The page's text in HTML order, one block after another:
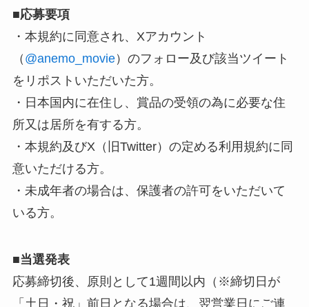
■応募要項
・本規約に同意され、Xアカウント
（ @anemo_movie）のフォロー及び該当ツイート
をリポストいただいた方。
・日本国内に在住し、賞品の受領の為に必要な住
所又は居所を有する方。
・本規約及びX（旧Twitter）の定める利用規約に同
意いただける方。
・未成年者の場合は、保護者の許可をいただいて
いる方。
■当選発表
応募締切後、原則として1週間以内（※締切日が
「土日・祝」前日となる場合は、翌営業日にご連